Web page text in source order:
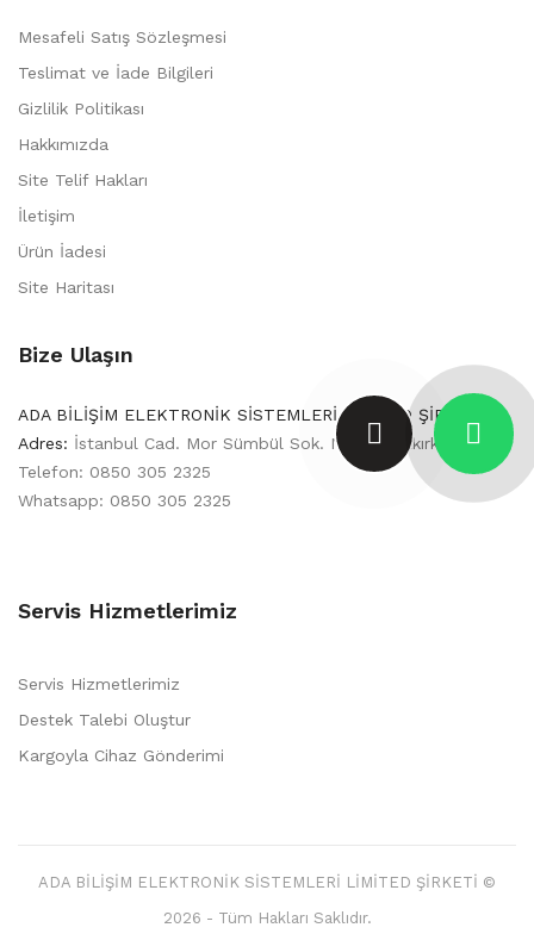
Mesafeli Satış Sözleşmesi
Teslimat ve İade Bilgileri
Gizlilik Politikası
Hakkımızda
Site Telif Hakları
İletişim
Ürün İadesi
Site Haritası
Bize Ulaşın
ADA BİLİŞİM ELEKTRONİK SİSTEMLERİ LİMİTED ŞİRKETİ
Adres: İstanbul Cad. Mor Sümbül Sok. No1/46 Bakırköy
Telefon: 0850 305 2325
Whatsapp: 0850 305 2325
Servis Hizmetlerimiz
Servis Hizmetlerimiz
Destek Talebi Oluştur
Kargoyla Cihaz Gönderimi
ADA BİLİŞİM ELEKTRONİK SİSTEMLERİ LİMİTED ŞİRKETİ ©
2026 - Tüm Hakları Saklıdır.